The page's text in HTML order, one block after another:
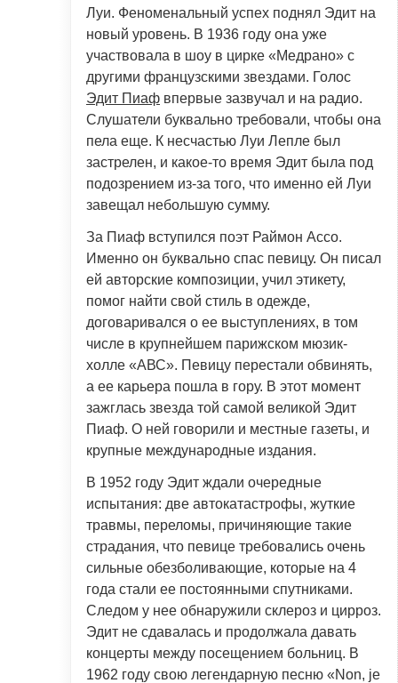
Луи. Феноменальный успех поднял Эдит на
новый уровень. В 1936 году она уже
участвовала в шоу в цирке «Медрано» с
другими французскими звездами. Голос
Эдит Пиаф впервые зазвучал и на радио.
Слушатели буквально требовали, чтобы она
пела еще. К несчастью Луи Лепле был
застрелен, и какое-то время Эдит была под
подозрением из-за того, что именно ей Луи
завещал небольшую сумму.
За Пиаф вступился поэт Раймон Ассо.
Именно он буквально спас певицу. Он писал
ей авторские композиции, учил этикету,
помог найти свой стиль в одежде,
договаривался о ее выступлениях, в том
числе в крупнейшем парижском мюзик-
холле «АВС». Певицу перестали обвинять,
а ее карьера пошла в гору. В этот момент
зажглась звезда той самой великой Эдит
Пиаф. О ней говорили и местные газеты, и
крупные международные издания.
В 1952 году Эдит ждали очередные
испытания: две автокатастрофы, жуткие
травмы, переломы, причиняющие такие
страдания, что певице требовались очень
сильные обезболивающие, которые на 4
года стали ее постоянными спутниками.
Следом у нее обнаружили склероз и цирроз.
Эдит не сдавалась и продолжала давать
концерты между посещением больниц. В
1962 году свою легендарную песню «Non, je